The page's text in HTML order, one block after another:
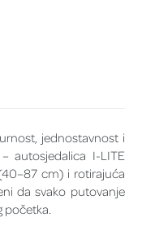
jednostavnost i
autosjedalica I-LITE
cm) i rotirajuća
da svako putovanje
početka.